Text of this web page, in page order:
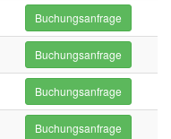
Buchungsanfrage
Buchungsanfrage
Buchungsanfrage
Buchungsanfrage